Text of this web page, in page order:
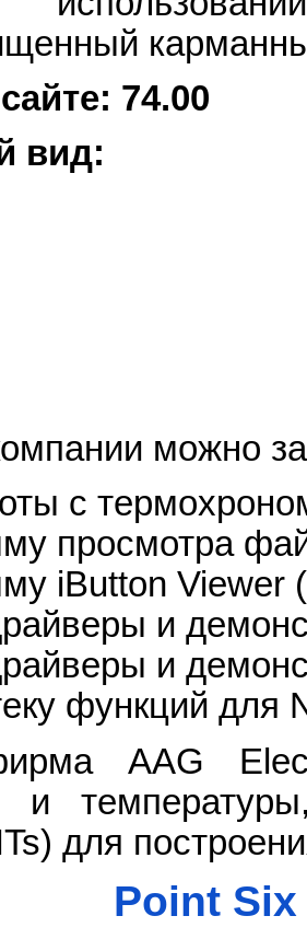
74.00
вид:
можно
с
просмотра
iButton
и
и
функций для
AAG
и
для
Point